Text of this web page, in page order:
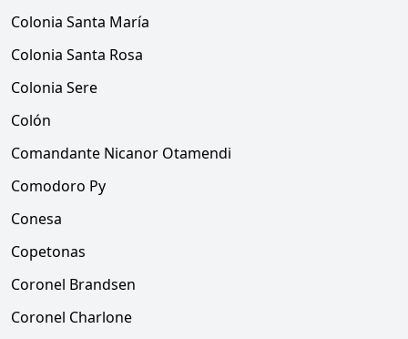
Colonia Santa María
Colonia Santa Rosa
Colonia Sere
Colón
Comandante Nicanor Otamendi
Comodoro Py
Conesa
Copetonas
Coronel Brandsen
Coronel Charlone